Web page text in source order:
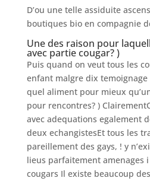
D’ou une telle assiduite
boutiques bio en compagnie
Une des raison pour
avec partie cougar? )
Puis quand on veut tous les
enfant malgre dix temoignage
quel aliment pour mieux
pour rencontres? )
avec adequations egalement
deux echangistesEt tous les
pareillement des gays, ! y
lieus parfaitement amenages
cougars Il existe beaucoup